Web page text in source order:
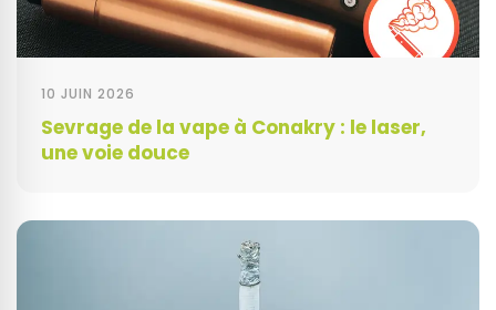
10 JUIN 2026
Sevrage de la vape à Conakry : le laser,
une voie douce